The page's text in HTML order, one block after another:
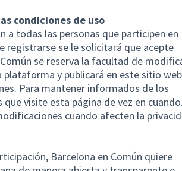
condiciones de uso
a todas las personas que participen en
registrarse se le solicitará que acepte
se reserva la facultad de
plataforma y publicará en este sitio
Para mantener informados de los
visite esta página de vez en
cuando afecten la
Barcelona en Común quiere